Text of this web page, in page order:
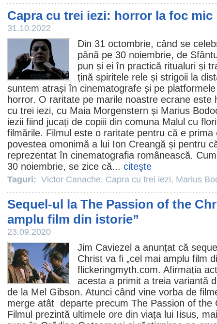
Capra cu trei iezi: horror la foc mic
31.10.2022
Din 31 octombrie, când se
până pe 30 noiembrie, de
pun și ei în practică ritualuri și
țină spiritele rele și strigoii la
suntem atrași în cinematografe și pe
horror. O raritate pe marile noastre ecrane
cu trei iezi, cu Maia Morgenstern și Marius
iezii fiind jucați de copiii din comuna Malul cu
filmările. Filmul este o raritate pentru că e prima
povestea omonimă a lui Ion Creangă și pentru
reprezentat în cinematografia românească.
30 noiembrie, se zice că... citeşte
Taguri: Victor Canache, Capra cu trei iezi, Marius
Sequel-ul la The Passion of the
amplu film din istorie”
23.09.2020
Jim Caviezel a anunțat că
Christ va fi „cel mai amplu film
flickeringmyth.com. Afirmația
acesta a primit a treia variantă
de la Mel Gibson. Atunci când vine vorba de
merge atât departe precum The Passion of the
Filmul prezintă ultimele ore din viața lui Iisus,